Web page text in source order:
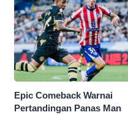
Epic Comeback Warnai
Pertandingan Panas Man